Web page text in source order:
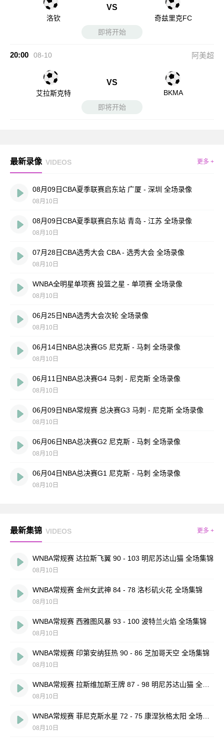
洛钦
VS
奇兹里克FC
即将开始
20:00 08-10 阿美超
艾拉斯克特
VS
BKMA
即将开始
最新录像 VIDEOS 更多 +
08月09日CBA夏季联赛启东站 广厦 - 深圳 全场录像
08月10日
08月09日CBA夏季联赛启东站 青岛 - 江苏 全场录像
08月10日
07月28日CBA选秀大会 CBA - 选秀大会 全场录像
08月10日
WNBA全明星单项赛 投篮之星 - 单项赛 全场录像
08月10日
06月25日NBA选秀大会次轮 全场录像
08月10日
06月14日NBA总决赛G5 尼克斯 - 马刺 全场录像
08月10日
06月11日NBA总决赛G4 马刺 - 尼克斯 全场录像
08月10日
06月09日NBA常规赛 总决赛G3 马刺 - 尼克斯 全场录像
08月10日
06月06日NBA总决赛G2 尼克斯 - 马刺 全场录像
08月10日
06月04日NBA总决赛G1 尼克斯 - 马刺 全场录像
08月10日
最新集锦 VIDEOS 更多 +
WNBA常规赛 达拉斯飞翼 90 - 103 明尼苏达山猫 全场集锦
08月10日
WNBA常规赛 金州女武神 84 - 78 洛杉矶火花 全场集锦
08月10日
WNBA常规赛 西雅图风暴 93 - 100 波特兰火焰 全场集锦
08月10日
WNBA常规赛 印第安纳狂热 90 - 86 芝加哥天空 全场集锦
08月10日
08月10日
08月10日